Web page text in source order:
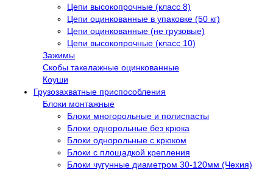
Цепи высокопрочные (класс 8)
Цепи оцинкованные в упаковке (50 кг)
Цепи оцинкованные (не грузовые)
Цепи высокопрочные (класс 10)
Зажимы
Скобы такелажные оцинкованные
Коуши
Грузозахватные приспособления
Блоки монтажные
Блоки многорольные и полиспасты
Блоки однорольные без крюка
Блоки однорольные с крюком
Блоки с площадкой крепления
Блоки чугунные диаметром 30-120мм (Чехия)